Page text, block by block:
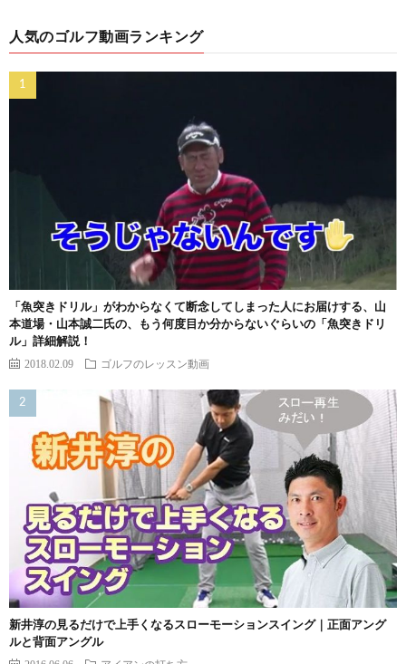
人気のゴルフ動画ランキング
「魚突きドリル」がわからなくて断念してしまった人にお届けする、山
本道場・山本誠二氏の、もう何度目か分からないぐらいの「魚突きドリ
ル」詳細解説！
2018.02.09 ゴルフのレッスン動画
新井淳の見るだけで上手くなるスローモーションスイング｜正面アング
ルと背面アングル